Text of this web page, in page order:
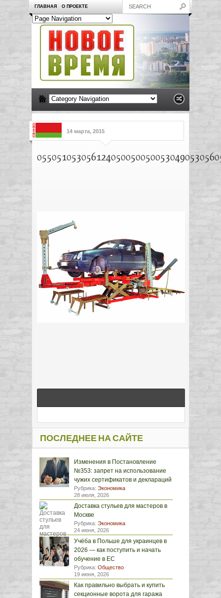
ГЛАВНАЯ О ПРОЕКТЕ
14 марта, 2015
ПОСЛЕДНЕЕ НА САЙТЕ
Изменения в Постановление
№353: запрет на использование
чужих сертификатов и деклараций
Рубрика: Экономика
28 июля, 2026
Доставка стульев для мастеров в
Москве
Рубрика: Экономика
24 июня, 2026
Учёба в Польше для украинцев в
2026 — как поступить и начать
обучение в ЕС
Рубрика: Общество
19 июня, 2026
Как правильно выбрать и купить
секционные ворота для гаража